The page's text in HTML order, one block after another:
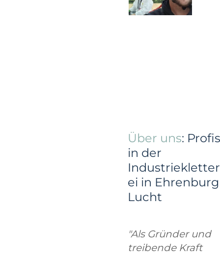
Über uns: Profis
in der
Industriekletter
ei in Ehrenburg
Lucht
"Als Gründer und
treibende Kraft